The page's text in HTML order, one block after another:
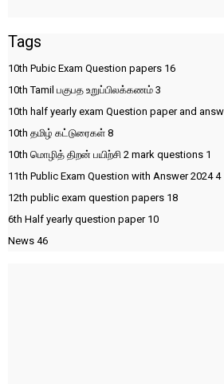
Tags
10th Pubic Exam Question papers 16
10th Tamil பகுபத உறுப்பிலக்கணம் 3
10th half yearly exam Question paper and
10th தமிழ் கட்டுரைகள் 8
10th மொழித் திறன் பயிற்சி 2 mark questions 1
11th Public Exam Question with Answer 20244
12th public exam question papers 18
6th Half yearly question paper 10
News 46